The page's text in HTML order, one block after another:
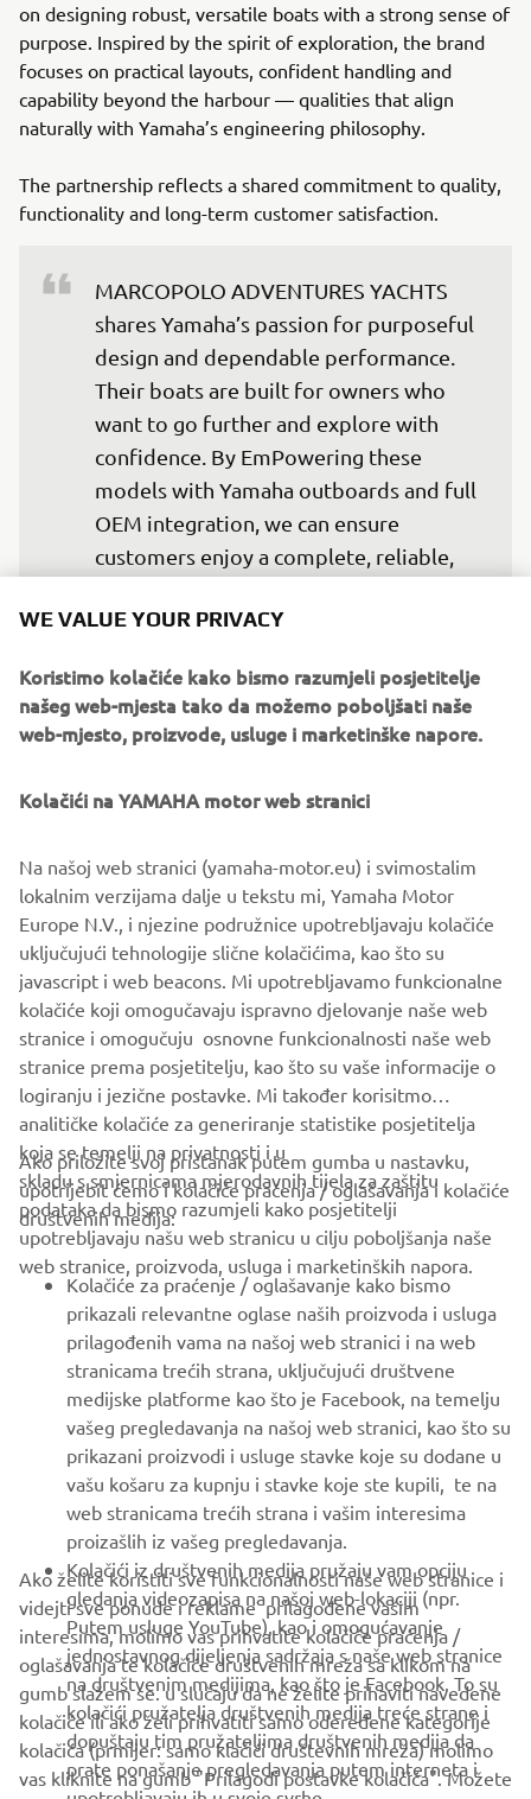
on designing robust, versatile boats with a strong sense of
purpose. Inspired by the spirit of exploration, the brand
focuses on practical layouts, confident handling and
capability beyond the harbour — qualities that align
naturally with Yamaha’s engineering philosophy.
The partnership reflects a shared commitment to quality,
functionality and long-term customer satisfaction.
MARCOPOLO ADVENTURES YACHTS
shares Yamaha’s passion for purposeful
design and dependable performance.
Their boats are built for owners who
want to go further and explore with
confidence. By EmPowering these
models with Yamaha outboards and full
OEM integration, we can ensure
customers enjoy a complete, reliable,
day one.
— Fabrice Lacoume, Marine Director at
Yamaha Motor Europe
MARCOPOLO ADVENTURE YACHTS EmPowered by
reinforcing Yamaha Motor Europe’s ongoing commitment
to supporting innovative boatbuilders and delivering
complete propulsion solutions across diverse marine
segments.
DISCOVER MORE
CORPORATE
FOR BUSINESS
MORE YAMAHA
SUPPORT
BILTEN
Budite prvi koji će saznati o najnovijim ponudama, posebnim
događajima, novim izdanjima i još mnogo toga
PRETPLATITE SE
Pročitajte našu Politiku privatnosti kako biste saznali kako
obrađujemo vaše osobne podatke:Pravila o Zaštiti Privatnosti
WE VALUE YOUR PRIVACY
Koristimo kolačiće kako bismo razumjeli posjetitelje
našeg web-mjesta tako da možemo poboljšati naše
web-mjesto, proizvode, usluge i marketinške napore.
Kolačići na YAMAHA motor web stranici
Na našoj web stranici (yamaha-motor.eu) i svimostalim
lokalnim verzijama dalje u tekstu mi, Yamaha Motor
Europe N.V., i njezine podružnice upotrebljavaju kolačiće
uključujući tehnologije slične kolačićima, kao što su
javascript i web beacons. Mi upotrebljavamo funkcionalne
kolačiće koji omogučavaju ispravno djelovanje naše web
stranice i omogučuju osnovne funkcionalnosti naše web
stranice prema posjetitelju, kao što su vaše informacije o
logiranju i jezične postavke. Mi također korisitmo
analitičke kolačiće za generiranje statistike posjetitelja
koja se temelji na privatnosti i u
skladu s smjernicama mjerodavnih tijela za zaštitu
podataka da bismo razumjeli kako posjetitelji
upotrebljavaju našu web stranicu u cilju poboljšanja naše
web stranice, proizvoda, usluga i marketinških napora.
Ako priložite svoj pristanak putem gumba u nastavku,
upotrijebit ćemo i kolačiće praćenja / oglašavanja i kolačiće
društvenih medija:
Kolačiće za praćenje / oglašavanje kako bismo
prikazali relevantne oglase naših proizvoda i usluga
prilagođenih vama na našoj web stranici i na web
stranicama trećih strana, uključujući društvene
medijske platforme kao što je Facebook, na temelju
vašeg pregledavanja na našoj web stranici, kao što su
prikazani proizvodi i usluge stavke koje su dodane u
vašu košaru za kupnju i stavke koje ste kupili, te na
web stranicama trećih strana i vašim interesima
proizašlih iz vašeg pregledavanja.
Kolačići iz društvenih medija pružaju vam opciju
gledanja videozapisa na našoj web-lokaciji (npr.
Putem usluge YouTube), kao i omogućavanje
jednostavnog dijeljenja sadržaja s naše web stranice
na društvenim medijima, kao što je Facebook. To su
kolačići pružatelja društvenih medija treće strane i
dopuštaju tim pružateljima društvenih medija da
prate ponašanje pregledavanja putem interneta i
Ako želite koristiti sve funkcionalnosti naše web stranice i
videjti sve ponude i reklame prilagođene vašim
interesima, molimo vas prihvatite kolačiće praćenja /
oglašavanja te kolačiće društvenih mreža sa klikom na
gumb slažem se. u slučaju da ne želite prihaviti navedene
kolačiće ili ako želi prihvatiti samo odeređene kategorije
kolačića (prmijer: samo klačići društevnih mreža) molimo
vas kliknite na gumb "Prilagodi postavke kolačića". Možete